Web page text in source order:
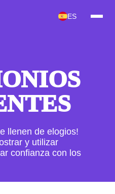
ES
llenen de elogios!
y utilizar
confianza con los